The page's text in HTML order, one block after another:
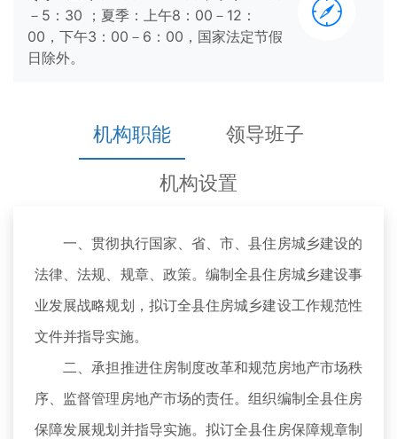
－5：30 ；夏季：上午8：00－12：
00，下午3：00－6：00，国家法定节假
日除外。
机构职能 领导班子
机构设置
一、贯彻执行国家、省、市、县住房城乡建设的
法律、法规、规章、政策。编制全县住房城乡建设事
业发展战略规划，拟订全县住房城乡建设工作规范性
文件并指导实施。
二、承担推进住房制度改革和规范房地产市场秩
序、监督管理房地产市场的责任。组织编制全县住房
保障发展规划并指导实施。拟订全县住房保障规章制